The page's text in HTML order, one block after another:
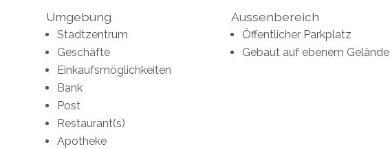
Umgebung
Stadtzentrum
Geschäfte
Einkaufsmöglichkeiten
Bank
Post
Restaurant(s)
Apotheke
Aussenbereich
Öffentlicher Parkplatz
Gebaut auf ebenem Gelände